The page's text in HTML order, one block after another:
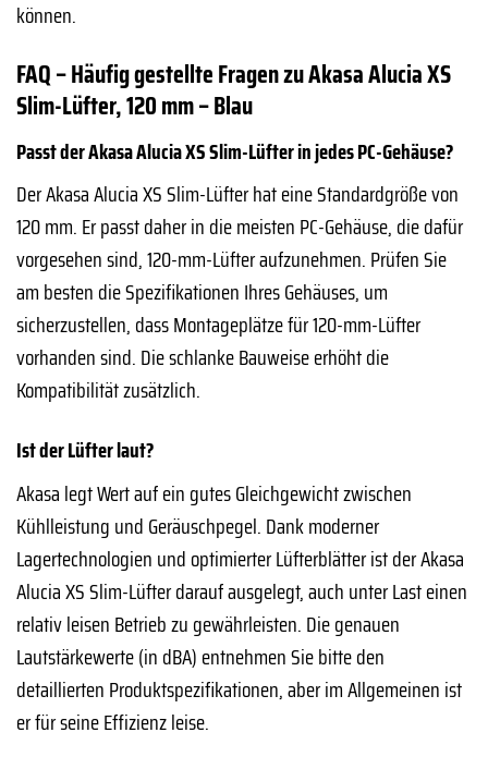
können.
FAQ – Häufig gestellte Fragen zu Akasa Alucia XS
Slim-Lüfter, 120 mm – Blau
Passt der Akasa Alucia XS Slim-Lüfter in jedes PC-Gehäuse?
Der Akasa Alucia XS Slim-Lüfter hat eine Standardgröße von
120 mm. Er passt daher in die meisten PC-Gehäuse, die dafür
vorgesehen sind, 120-mm-Lüfter aufzunehmen. Prüfen Sie
am besten die Spezifikationen Ihres Gehäuses, um
sicherzustellen, dass Montageplätze für 120-mm-Lüfter
vorhanden sind. Die schlanke Bauweise erhöht die
Kompatibilität zusätzlich.
Ist der Lüfter laut?
Akasa legt Wert auf ein gutes Gleichgewicht zwischen
Kühlleistung und Geräuschpegel. Dank moderner
Lagertechnologien und optimierter Lüfterblätter ist der Akasa
Alucia XS Slim-Lüfter darauf ausgelegt, auch unter Last einen
relativ leisen Betrieb zu gewährleisten. Die genauen
Lautstärkewerte (in dBA) entnehmen Sie bitte den
detaillierten Produktspezifikationen, aber im Allgemeinen ist
er für seine Effizienz leise.